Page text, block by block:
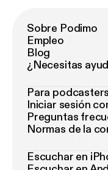
Sobre Podimo
Empleo
Blog
¿Necesitas
Para podcasters
Iniciar sesión
Preguntas
Normas de la
Escuchar en